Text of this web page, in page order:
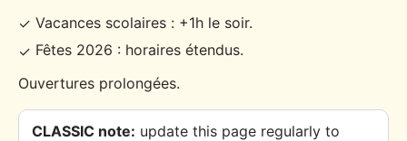
✓ Vacances scolaires : +1h le soir.
✓ Fêtes 2026 : horaires étendus.
Ouvertures prolongées.
CLASSIC note: update this page regularly to